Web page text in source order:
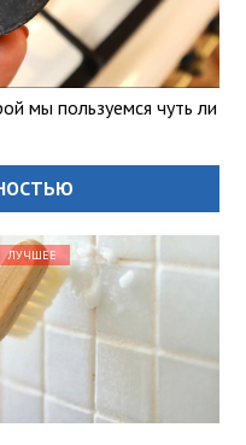
мы пользуемся чуть ли
ЛУЧШЕЕ